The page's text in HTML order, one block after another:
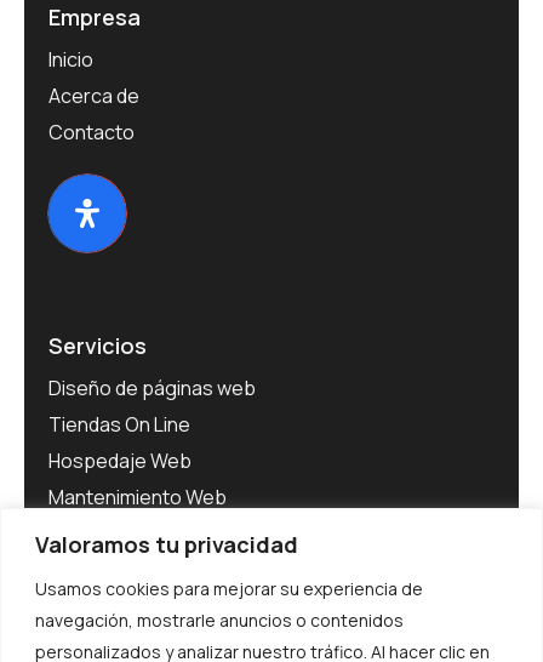
Valoramos tu privacidad
Usamos cookies para mejorar su experiencia de
navegación, mostrarle anuncios o contenidos
personalizados y analizar nuestro tráfico. Al hacer clic en
Empresa
Inicio
Acerca de
Contacto
Servicios
Diseño de páginas web
Tiendas On Line
Hospedaje Web
Mantenimiento Web
Software para Empresas